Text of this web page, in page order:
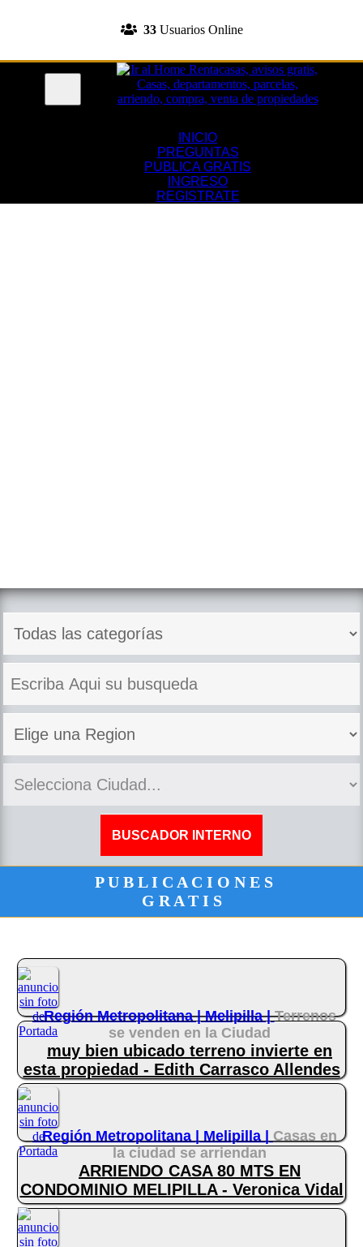
33Usuarios Online
INICIO
PREGUNTAS
PUBLICA GRATIS
INGRESO
REGISTRATE
P U B L I C A C I O N E S
G R A T I S
Región Metropolitana |Melipilla |Terrenos
se venden en la Ciudad
muy bien ubicado terreno invierte en
esta propiedad - Edith Carrasco Allendes
Región Metropolitana | Melipilla | Casas en
la ciudad se arriendan
ARRIENDO CASA 80 MTS EN
CONDOMINIO MELIPILLA - Veronica Vidal